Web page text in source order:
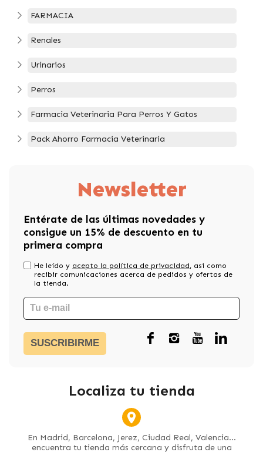
FARMACIA
Renales
Urinarios
Perros
Farmacia Veterinaria Para Perros Y Gatos
Pack Ahorro Farmacia Veterinaria
Newsletter
Entérate de las últimas novedades y
consigue un 15% de descuento en tu
primera compra
He leído y acepto la política de privacidad, asi como
recibir comunicaciones acerca de pedidos y ofertas de
la tienda.
SUSCRIBIRME
Localiza tu tienda
En Madrid, Barcelona, Jerez, Ciudad Real, Valencia...
encuentra tu tienda más cercana y disfruta de una